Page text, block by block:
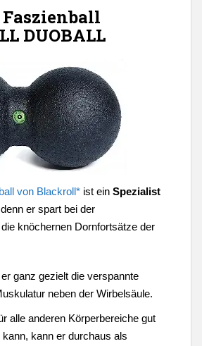
DUOBALL
von Blackroll* ist ein Spezialist
er spart bei der
knöchernen Dornfortsätze der
ganz gezielt die verspannte
neben der Wirbelsäule.
alle anderen Körperbereiche gut
kann er durchaus als